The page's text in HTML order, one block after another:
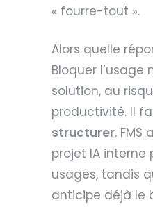
« fourre-tout ».
Alors quelle
Bloquer l’usage
solution, au
productivité. Il
structurer. FMS
projet IA interne
usages, tandis
anticipe déjà le